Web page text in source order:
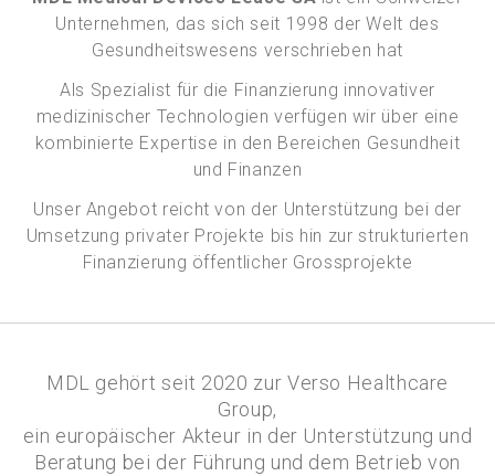
Unternehmen, das sich seit 1998 der Welt des
Gesundheitswesens verschrieben hat
Als Spezialist für die Finanzierung innovativer
medizinischer Technologien verfügen wir über eine
kombinierte Expertise in den Bereichen Gesundheit
und Finanzen
Unser Angebot reicht von der Unterstützung bei der
Umsetzung privater Projekte bis hin zur strukturierten
Finanzierung öffentlicher Grossprojekte
MDL gehört seit 2020 zur Verso Healthcare
Group,
ein europäischer Akteur in der Unterstützung und
Beratung bei der Führung und dem Betrieb von